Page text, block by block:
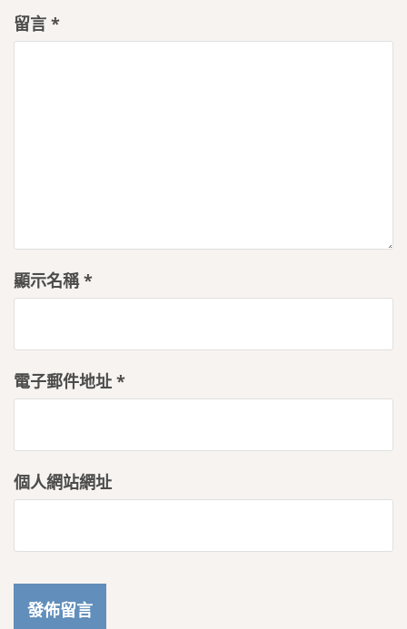
留言 *
顯示名稱*
電子郵件地址 *
個人網站網址